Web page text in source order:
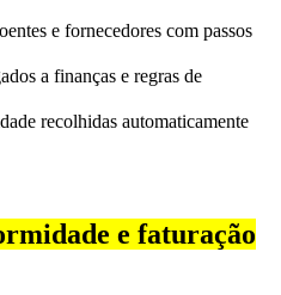
e fornecedores com passos
a finanças e regras de
recolhidas automaticamente
e faturação